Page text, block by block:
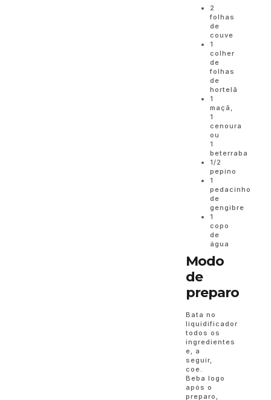
2
folhas
de
couve
1
colher
de
folhas
de
hortelã
1
maçã,
1
cenoura
ou
1
beterraba
1/2
pepino
1
pedacinho
de
gengibre
1
copo
de
água
Modo
de
preparo
Bata no
liquidificador
todos os
ingredientes
e, a
seguir,
coe.
Beba logo
após o
preparo,